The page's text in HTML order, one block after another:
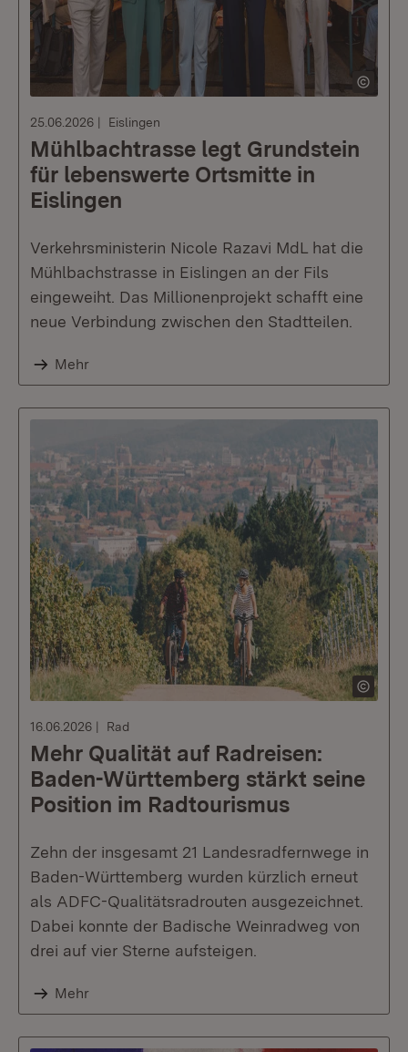
25.06.2026 Eislingen
Mühlbachtrasse legt Grundstein
für lebenswerte Ortsmitte in
Eislingen
Verkehrsministerin Nicole Razavi MdL hat die
Mühlbachstrasse in Eislingen an der Fils
eingeweiht. Das Millionenprojekt schafft eine
neue Verbindung zwischen den Stadtteilen.
Mehr
16.06.2026 Rad
Mehr Qualität auf Radreisen:
Baden-Württemberg stärkt seine
Position im Radtourismus
Zehn der insgesamt 21 Landesradfernwege in
Baden-Württemberg wurden kürzlich erneut
als ADFC-Qualitätsradrouten ausgezeichnet.
Dabei konnte der Badische Weinradweg von
drei auf vier Sterne aufsteigen.
Mehr